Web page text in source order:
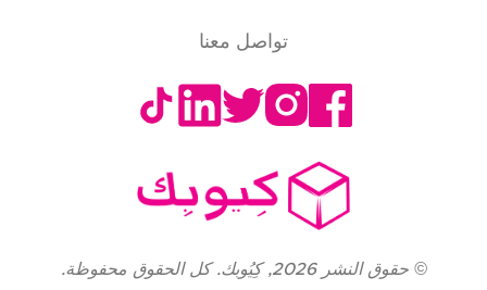
تواصل معنا
©حقوق النشر 2026
, كِيُوبك. كل الحقوق محفوظة.